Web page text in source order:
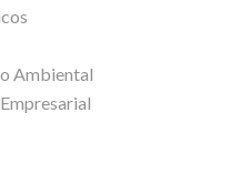
Ambiental